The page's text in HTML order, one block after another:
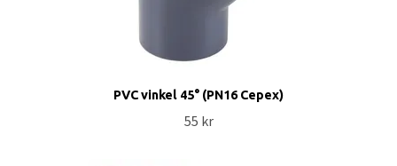
PVC vinkel 45° (PN16 Cepex)
55 kr